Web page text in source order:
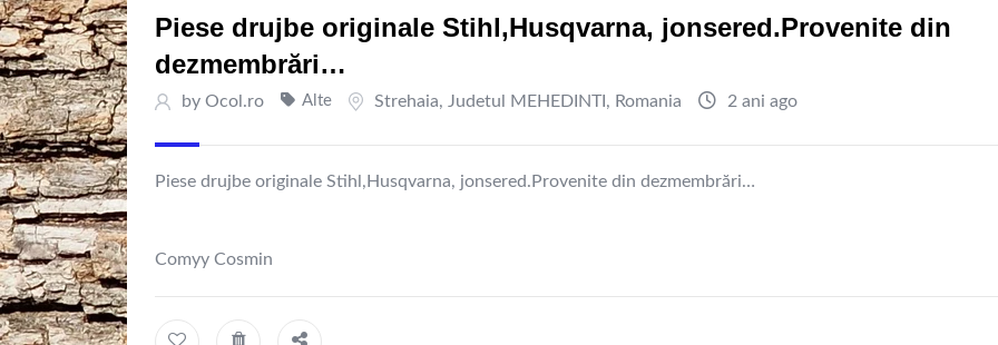
Piese drujbe originale Stihl,Husqvarna, jonsered.Provenite din
dezmembrări…
by Ocol.ro Alte Strehaia, Judetul MEHEDINTI , Romania 2 ani ago
Piese drujbe originale Stihl,Husqvarna, jonsered.Provenite din dezmembrări…
Comyy Cosmin